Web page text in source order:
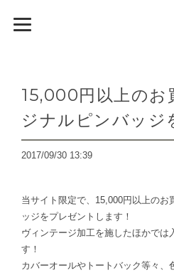
15,000円以上のお
ジナルピンバッジ
2017/09/30 13:39
当サイト限定で、15,000円以上のお
ッジをプレゼントします！
ヴィンテージ加工を施したほかでは
す！
カバーオールやトートバック等々、